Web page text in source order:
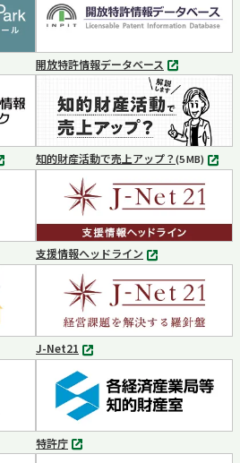
ブ
で
く
開放特許情報データベース
別
タ
ブ
で
開
く
知的財産活動で売上アップ？(5 MB) MP4
支援情報ヘッドライン
別
タ
ブ
で
開
く
J-Net21
別
タ
ブ
で
開
く
特許庁
別